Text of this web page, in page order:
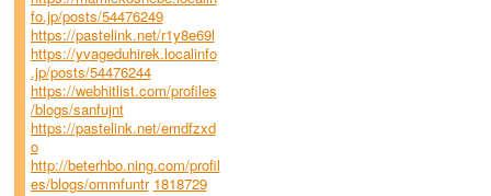
fo.jp/posts/54476249
https://pastelink.net/r1y8e69l
https://yvageduhirek.localinfo
.jp/posts/54476244
https://webhitlist.com/profiles
/blogs/sanfujnt
https://pastelink.net/emdfzxd
o
http://beterhbo.ning.com/profil
es/blogs/ommfuntr 1818729